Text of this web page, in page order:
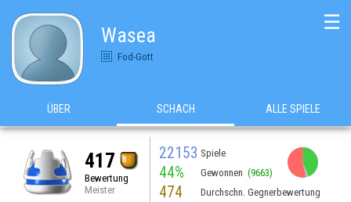
Wasea
Fod-Gott
☰
ÜBER SCHACH ALLE SPIELE
417
Bewertung
Meister
22153 Spiele
44% Gewonnen (9663)
474 Durchschn. Gegnerbewertung